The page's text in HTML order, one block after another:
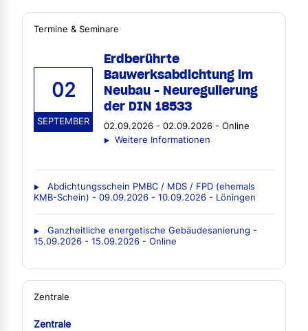
Termine & Seminare
02
SEPTEMBER
Erdberührte
Bauwerksabdichtung im
Neubau - Neuregulierung
der DIN 18533
02.09.2026 - 02.09.2026 - Online
Weitere Informationen
Abdichtungsschein PMBC / MDS / FPD (ehemals
KMB-Schein) - 09.09.2026 - 10.09.2026 - Löningen
Ganzheitliche energetische Gebäudesanierung -
15.09.2026 - 15.09.2026 - Online
Zentrale
Zentrale